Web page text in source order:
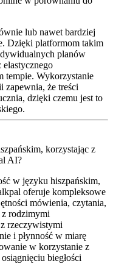
lub nawet bardziej
Dzięki platformom takim
planów
elastycznego
tempie. Wykorzystanie
zapewnia, że treści
dzięki czemu jest to
korzystając z
AI?
w języku hiszpańskim,
oferuje kompleksowe
mówienia, czytania,
z rodzimymi
rzeczywistymi
i płynność w miarę
w korzystanie z
biegłości